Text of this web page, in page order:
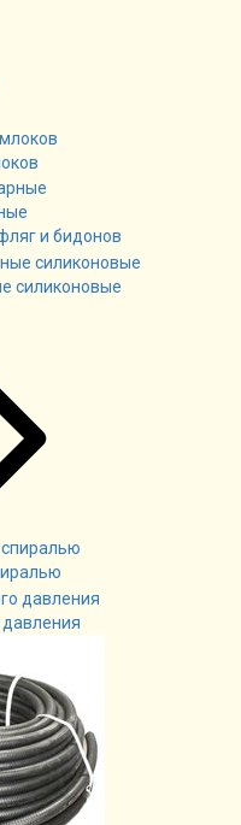
и бидонов
силиконовые